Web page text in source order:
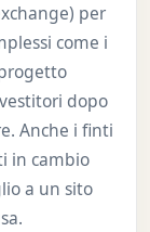
per
come i
dopo
Anche i finti
in cambio
a un sito